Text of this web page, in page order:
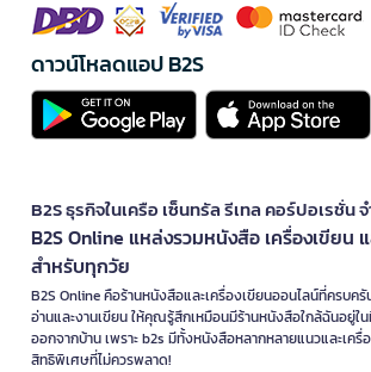
ดาวน์โหลดแอป B2S
B2S ธุรกิจในเครือ เซ็นทรัล รีเทล คอร์ปอเรชั่น
B2S Online แหล่งรวมหนังสือ เครื่องเขียน
สำหรับทุกวัย
B2S Online คือร้านหนังสือและเครื่องเขียนออนไลน์ที่ครบค
อ่านและงานเขียน ให้คุณรู้สึกเหมือนมีร้านหนังสือใกล้ฉันอยู่ใ
ออกจากบ้าน เพราะ b2s มีทั้งหนังสือหลากหลายแนวและเ
สิทธิพิเศษที่ไม่ควรพลาด!